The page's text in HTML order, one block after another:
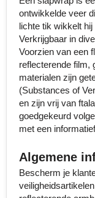
Stanley
Stilolinea
STORMaxi
Swiss Peak
The One Towelling
Thule
ontwikkelde veer
lichte tik wikkelt
Verkrijgbaar in
Voorzien van een
reflecterende film,
materialen zijn
(Substances of
en zijn vrij van
goedgekeurd
met een
Algemene
Bescherm je